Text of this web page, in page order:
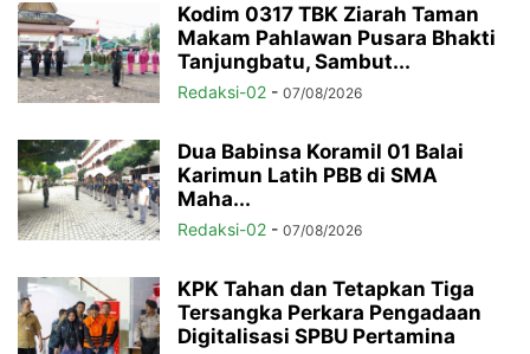
Kodim 0317 TBK Ziarah Taman
Makam Pahlawan Pusara Bhakti
Tanjungbatu, Sambut...
Redaksi-02 - 07/08/2026
Dua Babinsa Koramil 01 Balai
Karimun Latih PBB di SMA
Maha...
Redaksi-02 - 07/08/2026
KPK Tahan dan Tetapkan Tiga
Tersangka Perkara Pengadaan
Digitalisasi SPBU Pertamina